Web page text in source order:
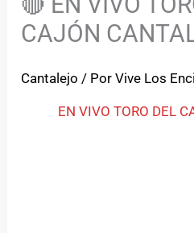
CAJÓN
Cantalejo / PorVive Los
EN VIVO TORO DEL